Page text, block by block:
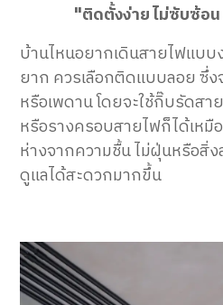
"ติดตั้งง่าย ไม่ซับซ้อ
บ้านไหนอยากเดินสายไฟแบบ
ยาก ควรเลือกติดแบบลอย ซึ่
หรือเพดาน โดยจะใช้กิ๊บรัดสา
หรือรางครอบสายไฟก็ได้เห
ห่างจากความชื้น ไม่ฝุ่นหรือสิ่
ดูแลได้สะดวกมากขึ้น